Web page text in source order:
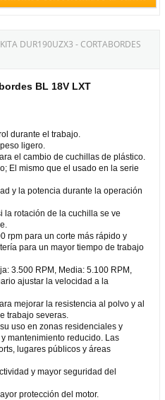
DUR190UZX3 - CORTABORDES
BL 18V LXT
durante el trabajo.
ligero.
el cambio de cuchillas de plástico.
El mismo que el usado en la serie
y la potencia durante la operación
la rotación de la cuchilla se ve
rpm para un corte más rápido y
para un mayor tiempo de trabajo
3.500 RPM, Media: 5.100 RPM,
ajustar la velocidad a la
mejorar la resistencia al polvo y al
trabajo severas.
uso en zonas residenciales y
mantenimiento reducido. Las
lugares públicos y áreas
y mayor seguridad del
protección del motor.